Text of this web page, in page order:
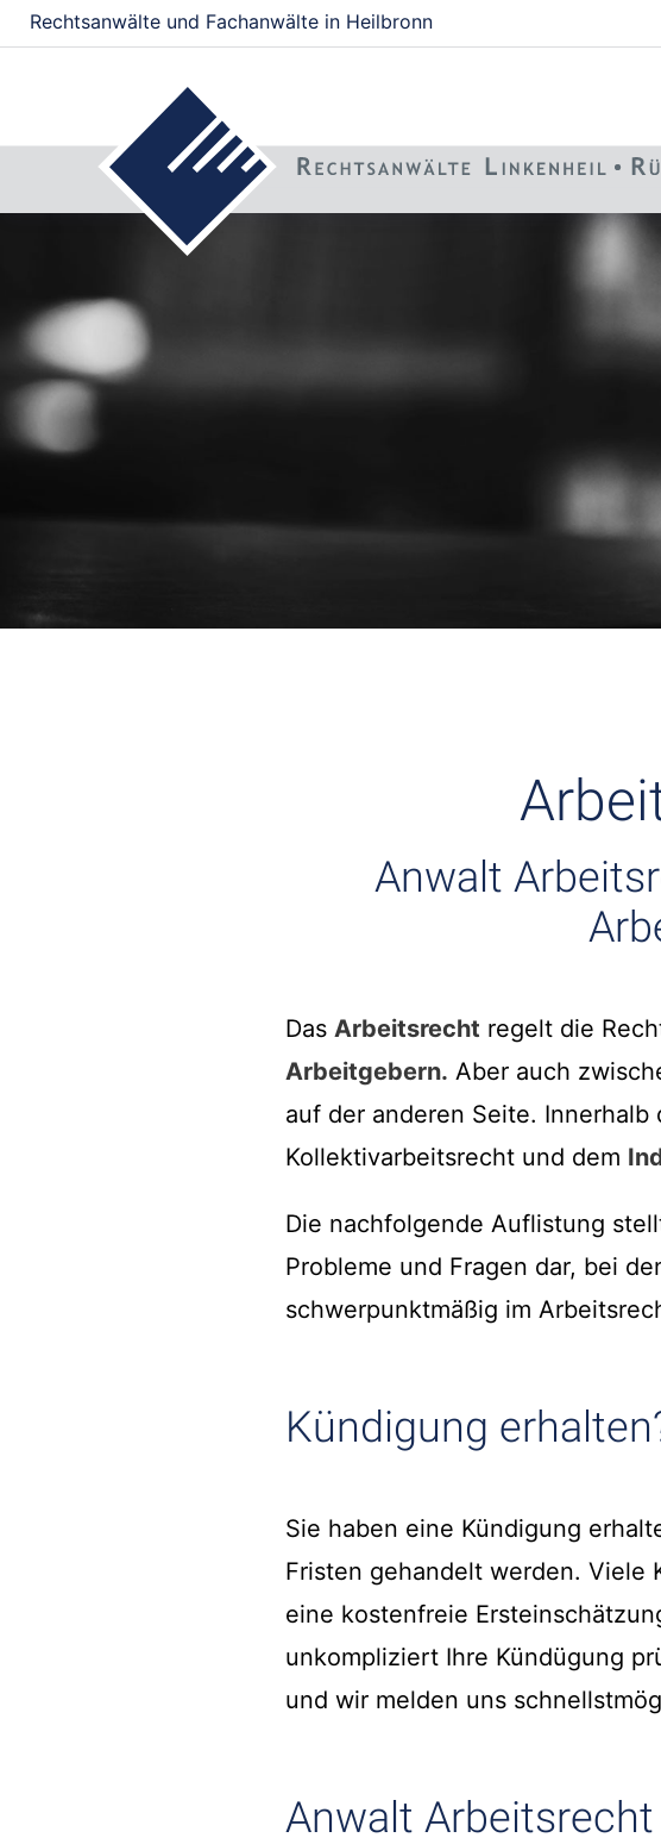
Rechtsanwälte und Fachanwälte in Heilbronn
Anwalt
Das Arbeitsrecht regelt die
Arbeitgebern. Aber auch
auf der anderen Seite.
Kollektivarbeitsrecht und dem
Die nachfolgende Auflistung
Probleme und Fragen dar, bei
schwerpunktmäßig im
Kündigung
Sie haben eine Kündigung
Fristen gehandelt werden. Viele
eine kostenfreie
unkompliziert Ihre Kündügung
und wir melden uns
Anwalt